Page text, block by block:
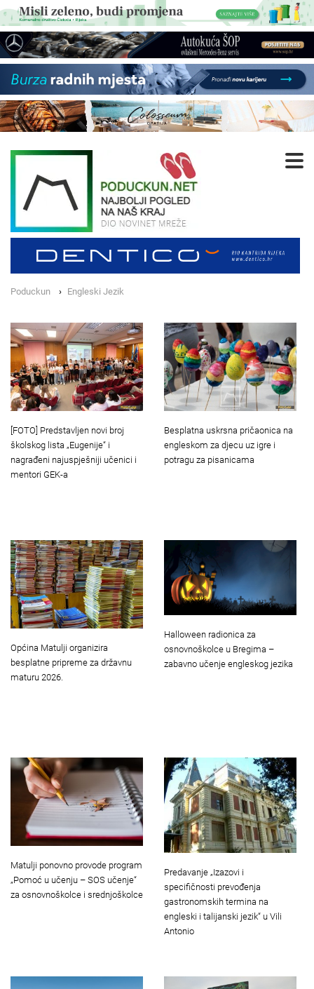
Poduckun Engleski Jezik
[FOTO] Predstavljen novi broj
školskog lista „Eugenije“ i
nagrađeni najuspješniji učenici i
mentori GEK-a
Besplatna uskrsna pričaonica na
engleskom za djecu uz igre i
potragu za pisanicama
Općina Matulji organizira
besplatne pripreme za državnu
maturu 2026.
Halloween radionica za
osnovnoškolce u Bregima –
zabavno učenje engleskog jezika
Matulji ponovno provode program
„Pomoć u učenju – SOS učenje“
za osnovnoškolce i srednjoškolce
Predavanje „Izazovi i
specifičnosti prevođenja
gastronomskih termina na
engleski i talijanski jezik“ u Vili
Antonio